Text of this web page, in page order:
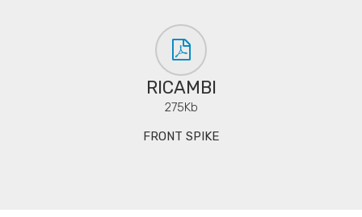
RICAMBI
275Kb
FRONT SPIKE